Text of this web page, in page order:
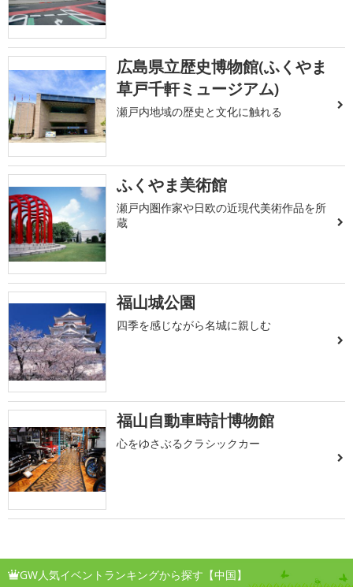
広島県立歴史博物館(ふくやま
草戸千軒ミュージアム)
瀬戸内地域の歴史と文化に触れる
ふくやま美術館
瀬戸内圏作家や日欧の近現代美術作品を所
蔵
福山城公園
四季を感じながら名城に親しむ
福山自動車時計博物館
心をゆさぶるクラシックカー
GW人気イベントランキングから探す【中国】